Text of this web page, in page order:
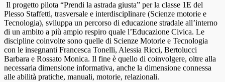
Il progetto pilota “Prendi la astrada giusta” per la classe 1E del
Plesso Staffetti, trasversale e interdisciplinare (Scienze motorie e
Tecnologia), sviluppa un percorso di educazione stradale all’interno
di un ambito a più ampio respiro quale l’Educazione Civica. Le
discipline coinvolte sono quelle di Scienze Motorie e Tecnologia
con le insegnanti Francesca Tonelli, Alessia Ricci, Bertolucci
Barbara e Rossato Monica. Il fine è quello di coinvolgere, oltre alla
necessaria dimensione informativa, anche la dimensione connessa
alle abilità pratiche, manuali, motorie, relazionali.